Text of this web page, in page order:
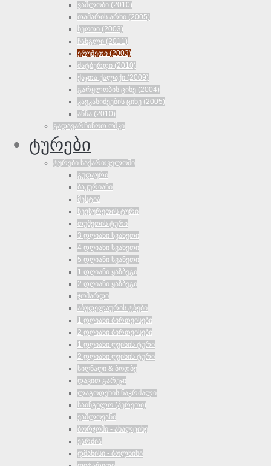
ვაშლობი (2010)
თამარის არხი (2005)
ხეოთი (2003)
ჩანგლი (2011)
ერუშეთი (2003)
შატბერდი (2010)
ქაჯთა ქალაქი (2009)
გარყლობის ციხე (2004)
კავკასიძეების ციხე (2005)
ანჩა (2010)
გადავარჩინოთ ოშკი
ტურები
ტურები საქართველოში
გუდაური
ბაკურიანი
მესტია
ხევსურეთის ტური
თუშეთის ტური
3 დღიანი სვანეთი
4 დღიანი სვანეთი
5 დღიანი სვანეთი
1 დღიანი ყაზბეგი
2 დღიანი ყაზბეგი
ჯომარდი
აბუდელაურის ტბები
1 დღიანი ბირთვისები
2 დღიანი ბირთვისები
1 დღიანი ღვინის ტური
2 დღიანი ღვინის ტური
სიღნაღი & ბოდბე
დავით გარეჯი
ლაგოდეხის ნაკრძალი
საინგილო (ჰერეთი)
ვაშლოვანი
ბორჯომი - ახალციხე
ვარძია
დმანისი - ბოლნისი